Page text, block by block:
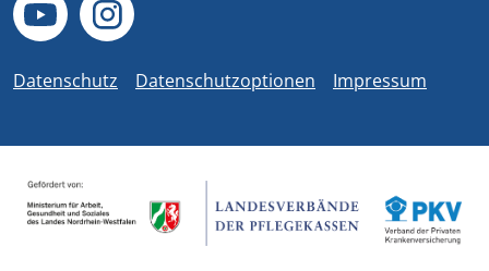
Datenschutz Datenschutzoptionen Impressum